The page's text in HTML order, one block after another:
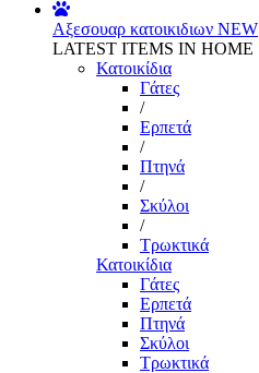
Αξεσουαρ κατοικιδιων NEW
LATEST ITEMS IN HOME
Κατοικίδια
Γάτες
/
Ερπετά
/
Πτηνά
/
Σκύλοι
/
Τρωκτικά
Κατοικίδια
Γάτες
Ερπετά
Πτηνά
Σκύλοι
Τρωκτικά